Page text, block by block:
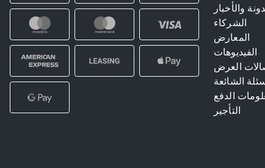
والأخبار
الشركاء
المعارض
الفيديوهات
العرض
الشائعة
الدفع
التأجير